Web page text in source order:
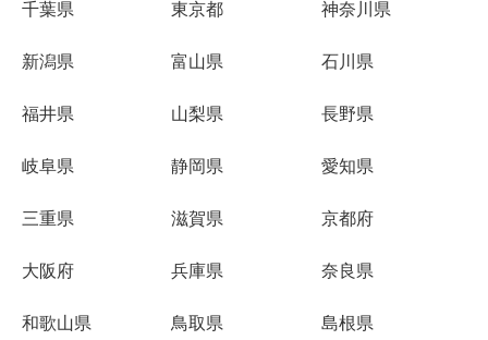
千葉県 東京都 神奈川県
新潟県 富山県 石川県
福井県 山梨県 長野県
岐阜県 静岡県 愛知県
三重県 滋賀県 京都府
大阪府 兵庫県 奈良県
和歌山県 鳥取県 島根県